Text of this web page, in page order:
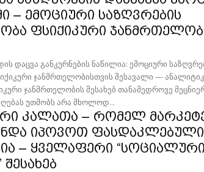
– ემოციური საზღვრების
ფსიქიკური
დაცვა განკურნების ნაწილია: ემოციური
ჯანმრთელობისთვის შესავალი —
უთმობს არა მხოლოდ...
კალათა – რომელ
იპოვოთ ფასდაკლებული
– ყველაფერი “სოციალური